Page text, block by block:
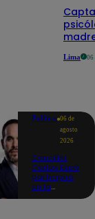
Lima 06
Política 06 de
agosto
2026
Canciller
Carlos Espá
participirá
en la